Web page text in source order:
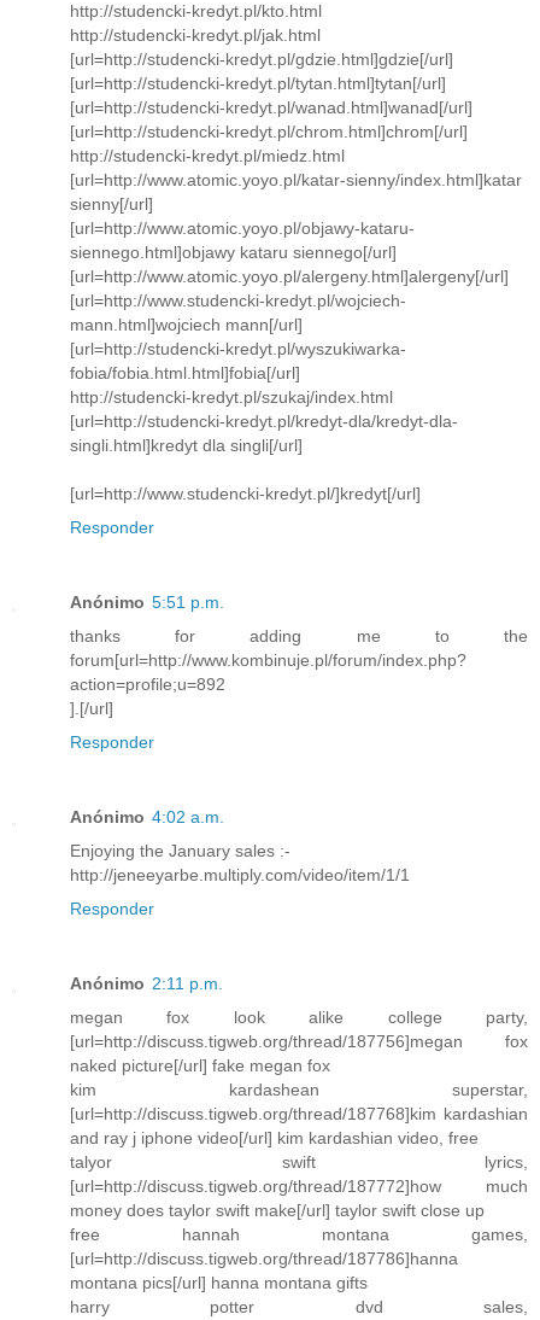
http://studencki-kredyt.pl/kto.html
http://studencki-kredyt.pl/jak.html
[url=http://studencki-kredyt.pl/gdzie.html]gdzie[/url]
[url=http://studencki-kredyt.pl/tytan.html]tytan[/url]
[url=http://studencki-kredyt.pl/wanad.html]wanad[/url]
[url=http://studencki-kredyt.pl/chrom.html]chrom[/url]
http://studencki-kredyt.pl/miedz.html
[url=http://www.atomic.yoyo.pl/katar-sienny/index.html]katar
sienny[/url]
[url=http://www.atomic.yoyo.pl/objawy-kataru-
siennego.html]objawy kataru siennego[/url]
[url=http://www.atomic.yoyo.pl/alergeny.html]alergeny[/url]
[url=http://www.studencki-kredyt.pl/wojciech-
mann.html]wojciech mann[/url]
[url=http://studencki-kredyt.pl/wyszukiwarka-
fobia/fobia.html.html]fobia[/url]
http://studencki-kredyt.pl/szukaj/index.html
[url=http://studencki-kredyt.pl/kredyt-dla/kredyt-dla-
singli.html]kredyt dla singli[/url]
[url=http://www.studencki-kredyt.pl/]kredyt[/url]
Responder
Anónimo 5:51 p.m.
thanks for adding me to the
forum[url=http://www.kombinuje.pl/forum/index.php?
action=profile;u=892
].[/url]
Responder
Anónimo 4:02 a.m.
Enjoying the January sales :-
http://jeneeyarbe.multiply.com/video/item/1/1
Responder
Anónimo 2:11 p.m.
megan fox look alike college party,
[url=http://discuss.tigweb.org/thread/187756]megan fox
naked picture[/url] fake megan fox
kim kardashean superstar,
[url=http://discuss.tigweb.org/thread/187768]kim kardashian
and ray j iphone video[/url] kim kardashian video, free
talyor swift lyrics,
[url=http://discuss.tigweb.org/thread/187772]how much
money does taylor swift make[/url] taylor swift close up
free hannah montana games,
[url=http://discuss.tigweb.org/thread/187786]hanna
montana pics[/url] hanna montana gifts
harry potter dvd sales,